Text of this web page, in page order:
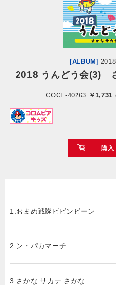
会社情報
[ALBUM]
2018 うんどう会(3)
COCE-40263 ￥1,731
購入
1.おまめ戦隊ビビンビーン
2.ン・パカマーチ
3.さかな サカナ さかな